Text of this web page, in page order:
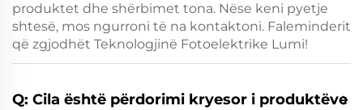
produktet dhe shërbimet tona. Nëse keni pyetje
shtesë, mos ngurroni të na kontaktoni. Faleminderit
që zgjodhët Teknologjinë Fotoelektrike Lumi!
Q: Cila është përdorimi kryesor i produktëve